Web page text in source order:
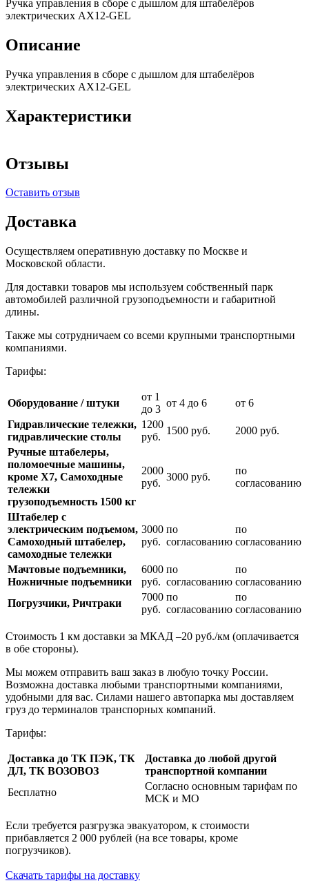
Ручка управления в сборе с дышлом для штабелёров
электрических АХ12-GEL
Описание
Ручка управления в сборе с дышлом для штабелёров
электрических АХ12-GEL
Характеристики
Отзывы
Оставить отзыв
Доставка
Осуществляем оперативную доставку по Москве и
Московской области.
Для доставки товаров мы используем собственный парк
автомобилей различной грузоподъемности и габаритной
длины.
Также мы сотрудничаем со всеми крупными транспортными
компаниями.
Тарифы:
Оборудование / штуки
от 1
до 3
от 4 до 6
от 6
Гидравлические тележки,
гидравлические столы
1200
руб.
1500 руб.
2000 руб.
Ручные штабелеры,
поломоечные машины,
кроме Х7, Самоходные
тележки
грузоподъемность 1500 кг
2000
руб.
3000 руб.
по
согласованию
Штабелер с
электрическим подъемом,
Самоходный штабелер,
самоходные тележки
3000
руб.
по
согласованию
по
согласованию
Мачтовые подъемники,
Ножничные подъемники
6000
руб.
по
согласованию
по
согласованию
Погрузчики, Ричтраки
7000
руб.
по
согласованию
по
согласованию
Стоимость 1 км доставки за МКАД –20 руб./км (оплачивается
в обе стороны).
Мы можем отправить ваш заказ в любую точку России.
Возможна доставка любыми транспортными компаниями,
удобными для вас. Силами нашего автопарка мы доставляем
груз до терминалов транспорных компаний.
Тарифы:
Доставка до ТК ПЭК, ТК
ДЛ, ТК ВОЗОВОЗ
Доставка до любой другой
транспортной компании
Бесплатно
Согласно основным тарифам по
МСК и МО
Если требуется разгрузка эвакуатором, к стоимости
прибавляется 2 000 рублей (на все товары, кроме
погрузчиков).
Скачать тарифы на доставку